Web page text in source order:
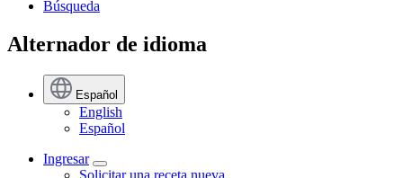
Búsqueda
Alternador de idioma
Español
English
Español
Ingresar
Solicitar una receta nueva